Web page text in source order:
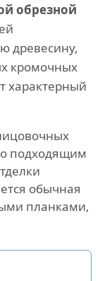
обрезной
древесину,
кромочных
характерный
подходящим
обычная
планками,